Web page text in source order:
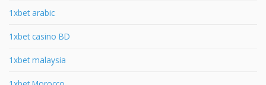
1xbet arabic
1xbet casino BD
1xbet malaysia